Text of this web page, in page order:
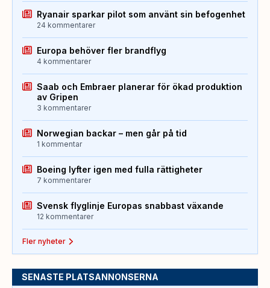
Ryanair sparkar pilot som använt sin befogenhet
24 kommentarer
Europa behöver fler brandflyg
4 kommentarer
Saab och Embraer planerar för ökad produktion
av Gripen
3 kommentarer
Norwegian backar – men går på tid
1 kommentar
Boeing lyfter igen med fulla rättigheter
7 kommentarer
Svensk flyglinje Europas snabbast växande
12 kommentarer
Fler nyheter
SENASTE PLATSANNONSERNA